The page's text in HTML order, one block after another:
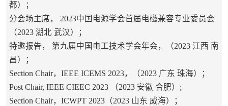
都）；
分会场主席， 2023中国电源学会首届电磁兼容专业委员会
（2023 湖北 武汉）；
特邀报告， 第九届中国电工技术学会年会，（2023 江西 南
昌）；
Section Chair，IEEE ICEMS 2023，（2023 广东 珠海）；
Post Chair, IEEE CIEEC 2023 （2023 安徽 合肥）;
Section Chair，ICWPT 2023（2023 山东 威海）；